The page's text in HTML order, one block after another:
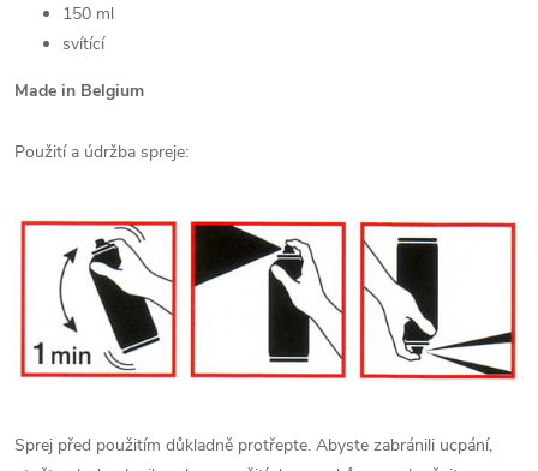
150 ml
svítící
Made in Belgium
Použití a údržba spreje:
Sprej před použitím důkladně protřepte. Abyste zabránili ucpání,